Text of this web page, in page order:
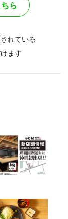
ら
れている
ます